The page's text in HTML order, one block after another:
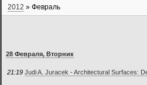
2012 » Февраль
28 Февраля, Вторник
21:19 Judi A. Juracek - Architectural Surfaces: